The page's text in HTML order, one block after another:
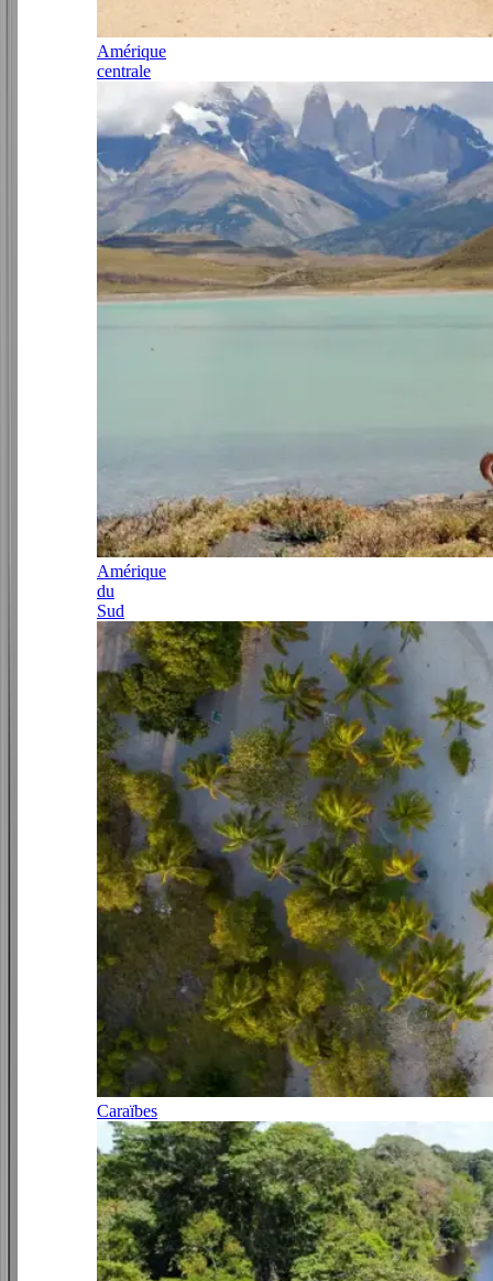
Amérique
centrale
Amérique
du
Sud
Caraïbes